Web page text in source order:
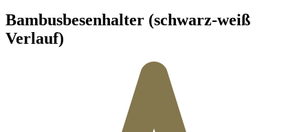
Bambusbesenhalter (schwarz-weiß
Verlauf)